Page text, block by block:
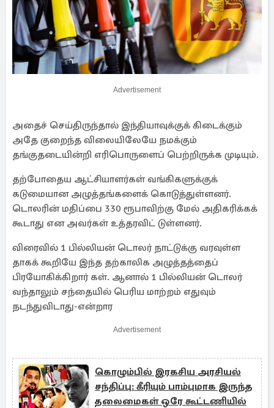
Advertisement
அதைச் செய்திருந்தால் இந்தியாவுக்குக் கிடைக்கும்
அதே குறைந்த விலையிலேயே நமக்கும்
தங்குதடையின்றி எரிபொருளைப் பெற்றிருக்க முடியும்.
தற்போதைய ஆட்சியாளர்கள் வங்கிகளுக்குக்
கடுமையான அழுத்தங்களைக் கொடுத்துள்ளனர்.
டொலரின் மதிப்பை 330 ரூபாவிற்கு மேல் அதிகரிக்கக்
கூடாது என அவர்கள் உத்தரவிட் டுள்ளனர்.
விரைவில் 1 பில்லியன் டொலர் நாட்டுக்கு வரவுள்ள
தாகக் கூறியே இந்த தற்காலிக அழுத்தத்தைப்
பிரயோகிக்கிறார் கள். ஆனால் 1 பில்லியன் டொலர்
வந்தாலும் சந்தையில் பெரிய மாற்றம் எதுவும்
நடந்துவிடாது-என்றார
Advertisement
கொழும்பில் இரகசிய அரசியல்
சந்திப்பு: கீரியும் பாம்புமாக இருந்த
தலைமைகள் ஒரே கூட்டணியில்